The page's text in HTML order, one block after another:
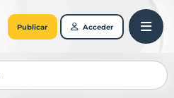
Publicar Acceder